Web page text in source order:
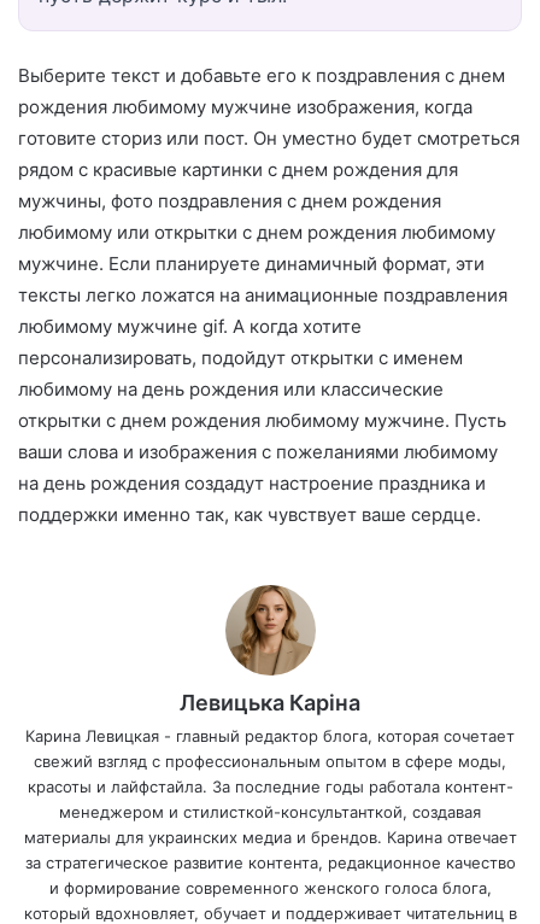
Выберите текст и добавьте его к поздравления с днем
рождения любимому мужчине изображения, когда
готовите сториз или пост. Он уместно будет смотреться
рядом с красивые картинки с днем рождения для
мужчины, фото поздравления с днем рождения
любимому или открытки с днем рождения любимому
мужчине. Если планируете динамичный формат, эти
тексты легко ложатся на анимационные поздравления
любимому мужчине gif. А когда хотите
персонализировать, подойдут открытки с именем
любимому на день рождения или классические
открытки с днем рождения любимому мужчине. Пусть
ваши слова и изображения с пожеланиями любимому
на день рождения создадут настроение праздника и
поддержки именно так, как чувствует ваше сердце.
Левицька Каріна
Карина Левицкая - главный редактор блога, которая сочетает
свежий взгляд с профессиональным опытом в сфере моды,
красоты и лайфстайла. За последние годы работала контент-
менеджером и стилисткой-консультанткой, создавая
материалы для украинских медиа и брендов. Карина отвечает
за стратегическое развитие контента, редакционное качество
и формирование современного женского голоса блога,
который вдохновляет, обучает и поддерживает читательниц в